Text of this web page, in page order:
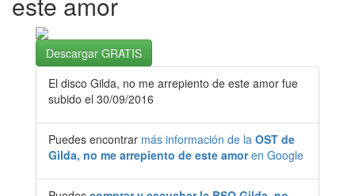
Descargar GRATIS
El disco Gilda, no me arrepiento de este amor fue
subido el 30/09/2016
Puedes encontrar más información de la OST de
Gilda, no me arrepiento de este amoren Google